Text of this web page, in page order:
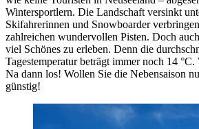
Wintersportlern. Die Landschaft versinkt
Skifahrerinnen und Snowboarder
zahlreichen wundervollen Pisten. Doch
viel Schönes zu erleben. Denn die
Tagestemperatur beträgt immer noch 14
Na dann los! Wollen Sie die Nebensaison
günstig!